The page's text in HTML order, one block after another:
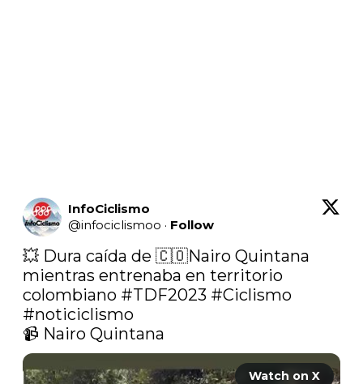
InfoCiclismo
@infociclismoo · Follow
💥 Dura caída de 🇨🇴Nairo Quintana
mientras entrenaba en territorio
colombiano #TDF2023 #Ciclismo
#noticiclismo
📹 Nairo Quintana
Watch on X